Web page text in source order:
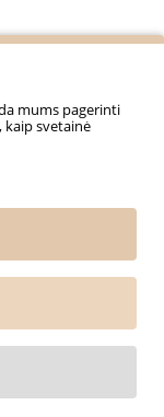
mums pagerinti
kaip svetainė